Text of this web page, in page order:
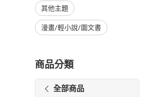
其他主題
漫畫/輕小說/圖文書
商品分類
全部商品